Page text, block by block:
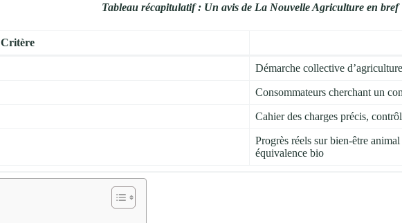
Tableau récapitulatif : Un avis de La Nouvelle Agriculture en bref
Critère
Démarche collective
Consommateurs cherchant un
Cahier des charges précis,
Progrès réels sur bien-être
équivalence bio